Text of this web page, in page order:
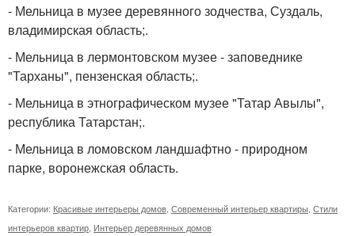
- Мельница в музее деревянного зодчества, Суздаль,
владимирская область;.
- Мельница в лермонтовском музее - заповеднике
"Тарханы", пензенская область;.
- Мельница в этнографическом музее "Татар Авылы",
республика Татарстан;.
- Мельница в ломовском ландшафтно - природном
парке, воронежская область.
Категории: Красивые интерьеры домов Современный интерьер квартиры Стили
интерьеров квартир Интерьер деревянных домов